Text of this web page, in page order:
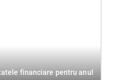
financiare pentru anul